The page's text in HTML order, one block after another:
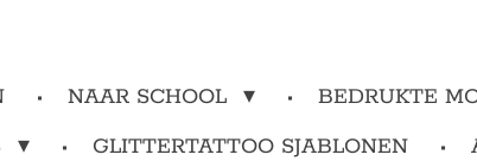
NAAR SCHOOL BEDRUKTE
GLITTERTATTOO SJABLONEN